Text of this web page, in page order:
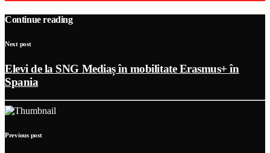
Continue reading
Next post
Elevi de la SNG Mediaș în mobilitate Erasmus+ în
Spania
Previous post